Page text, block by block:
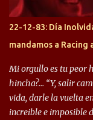
jugaron en Defensa
Gastón Togni y
futbolísticamente
ejemplo, el caso de
Seleccionado
mostrar en
22-12-83: Día
mandamos a Racing
Mi orgullo es tu peor
hincha?… “Y, salir
vida, darle la vuelta
increible e imposible